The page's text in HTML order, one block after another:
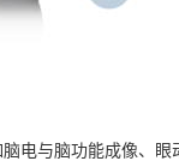
电与脑功能成像、